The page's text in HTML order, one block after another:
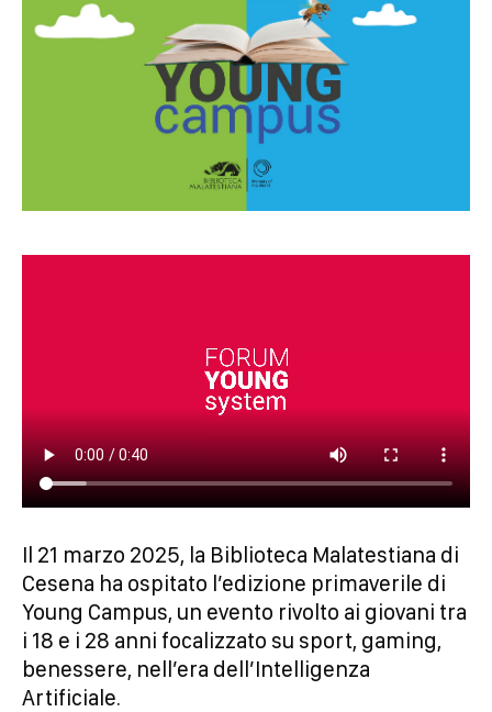
Il 21 marzo 2025, la Biblioteca Malatestiana di
Cesena ha ospitato l’edizione primaverile di
Young Campus, un evento rivolto ai giovani tra
i 18 e i 28 anni focalizzato su sport, gaming,
benessere, nell’era dell’Intelligenza
Artificiale.